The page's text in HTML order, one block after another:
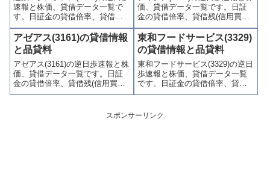
います。
ます。
速報と株価、貸借データ一覧で
す。日証金の貸借倍率、貸借残
(信用買残、信用売残)、品貸料
(逆日歩)、東証の週末残高、規制
(注意喚起・申込停止)など、空売
り関連情報を集計し、図解でわ
かりやすくまとめて掲載してい
ます。
価、貸借データ一覧です。日証
金の貸借倍率、貸借残(信用買
残、信用売残)、品貸料(逆日
歩)、東証の週末残高、規制(注意
喚起・申込停止)など、空売り関
連情報を集計し、図解でわかり
やすくまとめて掲載していま
す。
アゼアス(3161)の貸借情報
と品貸料
アゼアス(3161)の逆日歩速報と株
価、貸借データ一覧です。日証
金の貸借倍率、貸借残(信用買
残、信用売残)、品貸料(逆日
喚起・申込停止)など、空売り関
連情報を集計し、図解でわかり
東和フードサービス(3329)
の貸借情報と品貸料
東和フードサービス(3329)の逆日
歩速報と株価、貸借データ一覧
です。日証金の貸借倍率、貸借
残(信用買残、信用売残)、品貸料
(注意喚起・申込停止)など、空売
り関連情報を集計し、図解でわ
スポンサーリンク